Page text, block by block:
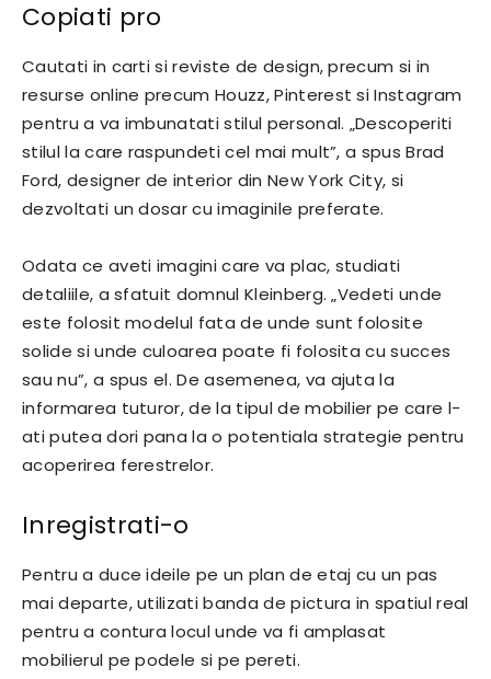
Copiati pro
Cautati in carti si reviste de design, precum si in
resurse online precum Houzz, Pinterest si Instagram
pentru a va imbunatati stilul personal. „Descoperiti
stilul la care raspundeti cel mai mult”, a spus Brad
Ford, designer de interior din New York City, si
dezvoltati un dosar cu imaginile preferate.
Odata ce aveti imagini care va plac, studiati
detaliile, a sfatuit domnul Kleinberg. „Vedeti unde
este folosit modelul fata de unde sunt folosite
solide si unde culoarea poate fi folosita cu succes
sau nu”, a spus el. De asemenea, va ajuta la
informarea tuturor, de la tipul de mobilier pe care l-
ati putea dori pana la o potentiala strategie pentru
acoperirea ferestrelor.
Inregistrati-o
Pentru a duce ideile pe un plan de etaj cu un pas
mai departe, utilizati banda de pictura in spatiul real
pentru a contura locul unde va fi amplasat
mobilierul pe podele si pe pereti.